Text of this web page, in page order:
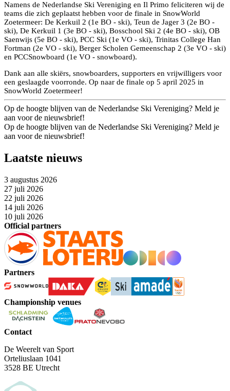
Namens de Nederlandse Ski Vereniging en Il Primo feliciteren wij de
teams die zich geplaatst hebben voor de finale in SnowWorld
Zoetermeer: De Kerkuil 2 (1e BO - ski), Teun de Jager 3 (2e BO -
ski), De Kerkuil 1 (3e BO - ski), Bosschool Ski 2 (4e BO - ski), OB
Saenwijs (5e BO - ski), PCC Ski (1e VO - ski), Trinitas College Han
Fortman (2e VO - ski), Berger Scholen Gemeenschap 2 (3e VO - ski)
en PCCSnowboard (1e VO - snowboard).
Dank aan alle skiërs, snowboarders, supporters en vrijwilligers voor
een geslaagde voorronde. Op naar de finale op 5 april 2025 in
SnowWorld Zoetermeer!
Op de hoogte blijven van de Nederlandse Ski Vereniging? Meld je
aan voor de nieuwsbrief!
Op de hoogte blijven van de Nederlandse Ski Vereniging? Meld je
aan voor de nieuwsbrief!
Laatste nieuws
3 augustus 2026
27 juli 2026
22 juli 2026
14 juli 2026
10 juli 2026
Official partners
Partners
Championship venues
Contact
De Weerelt van Sport
Orteliuslaan 1041
3528 BE Utrecht